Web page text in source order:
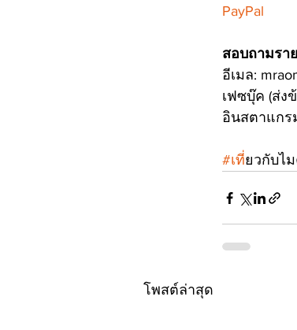
PayPal
สอบถามรา
อีเมล:
เฟซบุ๊ค (ส่ง
อินสตาแกร
#เทยวกับไ
โพสต์ล่าสุด